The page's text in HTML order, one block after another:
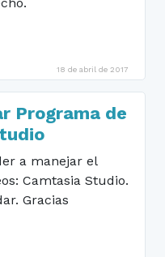
18 de abril de 2017
Programa de
a manejar el
Camtasia Studio.
Gracias